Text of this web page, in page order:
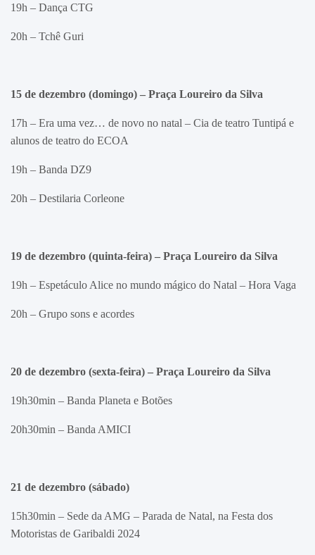
19h – Dança CTG
20h – Tchê Guri
15 de dezembro (domingo) – Praça Loureiro da Silva
17h – Era uma vez… de novo no natal – Cia de teatro Tuntipá e
alunos de teatro do ECOA
19h – Banda DZ9
20h – Destilaria Corleone
19 de dezembro (quinta-feira) – Praça Loureiro da Silva
19h – Espetáculo Alice no mundo mágico do Natal – Hora Vaga
20h – Grupo sons e acordes
20 de dezembro (sexta-feira) – Praça Loureiro da Silva
19h30min – Banda Planeta e Botões
20h30min – Banda AMICI
21 de dezembro (sábado)
15h30min – Sede da AMG – Parada de Natal, na Festa dos
Motoristas de Garibaldi 2024